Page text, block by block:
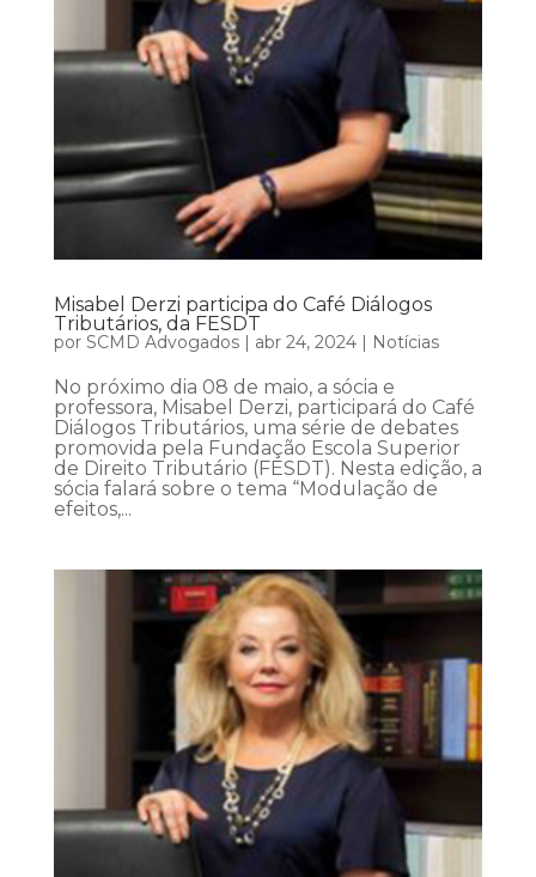
Misabel Derzi participa do Café Diálogos
Tributários, da FESDT
por SCMD Advogados| abr 24, 2024| Notícias
No próximo dia 08 de maio, a sócia e
professora, Misabel Derzi, participará do Café
Diálogos Tributários, uma série de debates
promovida pela Fundação Escola Superior
de Direito Tributário (FESDT). Nesta edição, a
sócia falará sobre o tema “Modulação de
efeitos,...